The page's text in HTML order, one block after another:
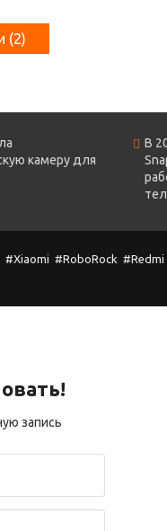
(2)
браузере для
камеру для
В
#Xiaomi #RoboRock #Redmi
запись